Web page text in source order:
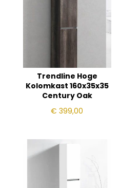
Trendline Hoge
Kolomkast 160x35x35
Century Oak
€ 399,00